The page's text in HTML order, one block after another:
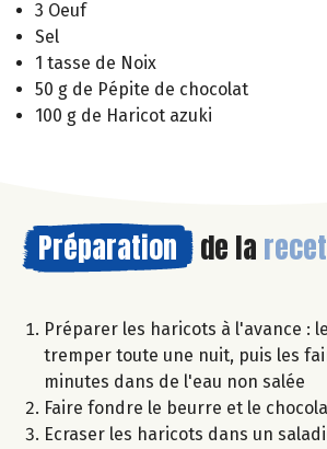
3 Oeuf
Sel
1 tasse de Noix
50 g de Pépite de chocolat
100 g de Haricot azuki
Préparation de la
Préparer les haricots à l'avance :
tremper toute une nuit, puis les
minutes dans de l'eau non salée
Faire fondre le beurre et le
Ecraser les haricots dans un